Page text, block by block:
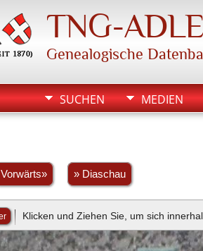
TNG-
Genealogische
SUCHEN MEDIEN
Vorwärts» » Diaschau